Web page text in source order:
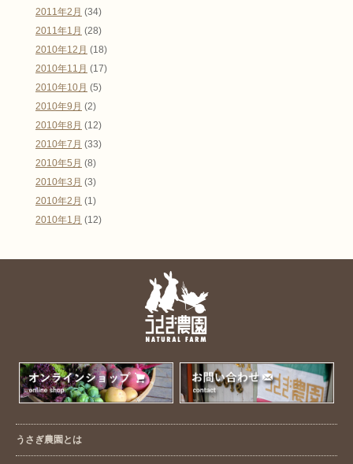
2011年2月 (34)
2011年1月 (28)
2010年12月 (18)
2010年11月 (17)
2010年10月 (5)
2010年9月 (2)
2010年8月 (12)
2010年7月 (33)
2010年5月 (8)
2010年3月 (3)
2010年2月 (1)
2010年1月 (12)
うさぎ農園とは